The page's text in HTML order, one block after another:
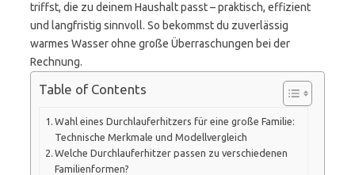
triffst, die zu deinem Haushalt passt – praktisch, effizient
und langfristig sinnvoll. So bekommst du zuverlässig
warmes Wasser ohne große Überraschungen bei der
Rechnung.
Table of Contents
Wahl eines Durchlauferhitzers für eine große Familie:
Technische Merkmale und Modellvergleich
Welche Durchlauferhitzer passen zu verschiedenen
Familienformen?